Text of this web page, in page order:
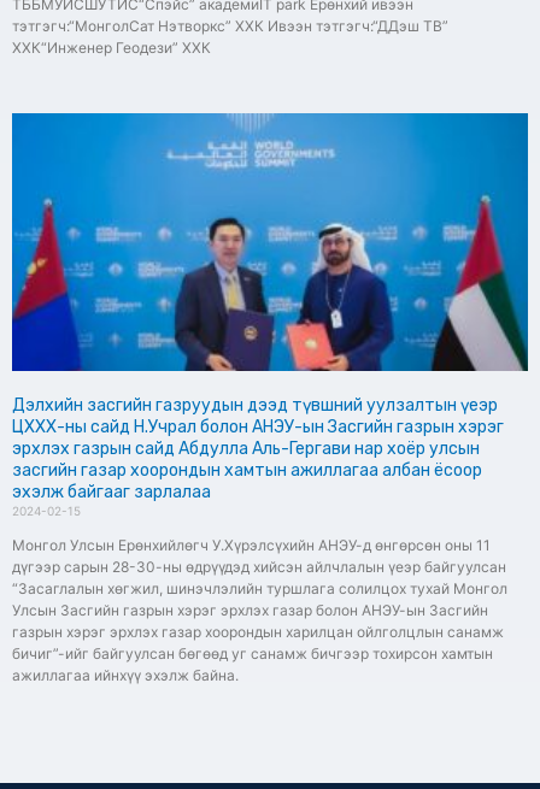
ТББМУИСШУТИС“Спэйс” академиIT park Ерөнхий ивээн
тэтгэгч:“МонголСат Нэтворкс” ХХК Ивээн тэтгэгч:“ДДэш ТВ”
ХХК“Инженер Геодези” ХХК
Дэлхийн засгийн газруудын дээд түвшний уулзалтын үеэр
ЦХХХ-ны сайд Н.Учрал болон АНЭУ-ын Засгийн газрын хэрэг
эрхлэх газрын сайд Абдулла Аль-Гергави нар хоёр улсын
засгийн газар хоорондын хамтын ажиллагаа албан ёсоор
эхэлж байгааг зарлалаа
2024-02-15
Монгол Улсын Ерөнхийлөгч У.Хүрэлсүхийн АНЭУ-д өнгөрсөн оны 11
дүгээр сарын 28-30-ны өдрүүдэд хийсэн айлчлалын үеэр байгуулсан
“Засаглалын хөгжил, шинэчлэлийн туршлага солилцох тухай Монгол
Улсын Засгийн газрын хэрэг эрхлэх газар болон АНЭУ-ын Засгийн
газрын хэрэг эрхлэх газар хоорондын харилцан ойлголцлын санамж
бичиг”-ийг байгуулсан бөгөөд уг санамж бичгээр тохирсон хамтын
ажиллагаа ийнхүү эхэлж байна.